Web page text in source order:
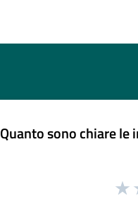
Quanto sono chiare